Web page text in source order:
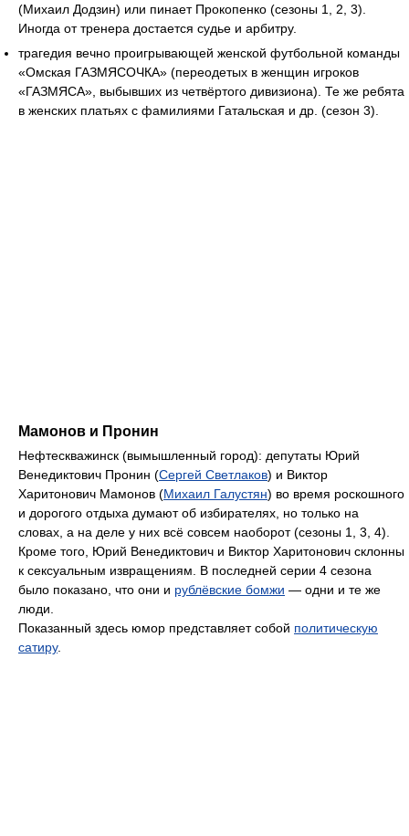
(Михаил Додзин) или пинает Прокопенко (сезоны 1, 2, 3).
Иногда от тренера достается судье и арбитру.
трагедия вечно проигрывающей женской футбольной команды
«Омская ГАЗМЯСОЧКА» (переодетых в женщин игроков
«ГАЗМЯСА», выбывших из четвёртого дивизиона). Те же ребята
в женских платьях с фамилиями Гатальская и др. (сезон 3).
Мамонов и Пронин
Нефтескважинск (вымышленный город): депутаты Юрий
Венедиктович Пронин (Сергей Светлаков) и Виктор
Харитонович Мамонов (Михаил Галустян) во время роскошного
и дорогого отдыха думают об избирателях, но только на
словах, а на деле у них всё совсем наоборот (сезоны 1, 3, 4).
Кроме того, Юрий Венедиктович и Виктор Харитонович склонны
к сексуальным извращениям. В последней серии 4 сезона
было показано, что они и рублёвские бомжи — одни и те же
люди.
Показанный здесь юмор представляет собой политическую
сатиру.